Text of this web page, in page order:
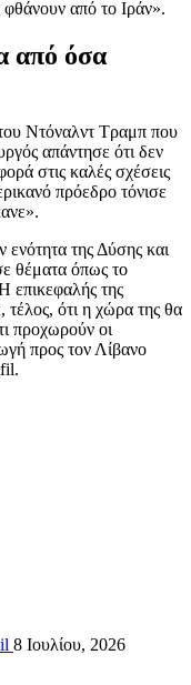
φθάνουν από το Ιράν».
από όσα
Ντόναλντ Τραμπ που
απάντησε ότι δεν
στις καλές σχέσεις
πρόεδρο τόνισε
ενότητα της Δύσης και
θέματα όπως το
επικεφαλής της
τέλος, ότι η χώρα της θα
προχωρούν οι
προς τον Λίβανο
8 Ιουλίου, 2026